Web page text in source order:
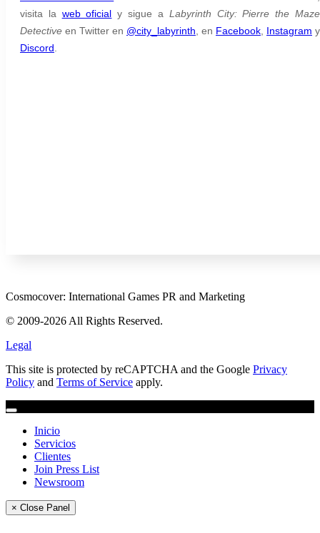
visita la web oficial y sigue a Labyrinth City: Pierre the Maze
Detective en Twitter en @city_labyrinth , en Facebook Instagram y
Discord
Cosmocover: International Games PR and Marketing
© 2009-2026 All Rights Reserved.
Legal
This site is protected by reCAPTCHA and the Google Privacy
Policy and Terms of Service apply.
Inicio
Servicios
Clientes
Join Press List
Newsroom
× Close Panel